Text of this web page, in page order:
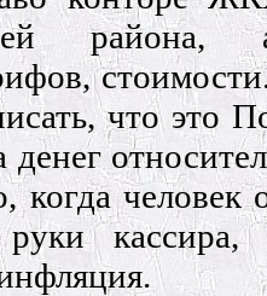
района, а
что это
денег
когда человек
кассира,